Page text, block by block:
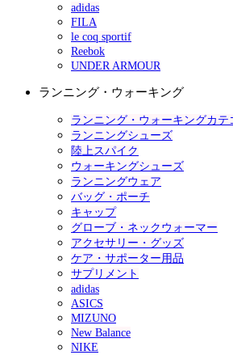
adidas
FILA
le coq sportif
Reebok
UNDER ARMOUR
ランニング・ウォーキング
ランニング・ウォーキングカテ
ランニングシューズ
陸上スパイク
ウォーキングシューズ
ランニングウェア
バッグ・ポーチ
キャップ
グローブ・ネックウォーマー
アクセサリー・グッズ
ケア・サポーター用品
サプリメント
adidas
ASICS
MIZUNO
New Balance
NIKE